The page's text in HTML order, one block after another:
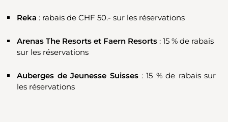
Reka : rabais de CHF 50.- sur les réservations
Arenas The Resorts et Faern Resorts : 15 % de rabais
sur les réservations
Auberges de Jeunesse Suisses: 15 % de rabais sur
les réservations